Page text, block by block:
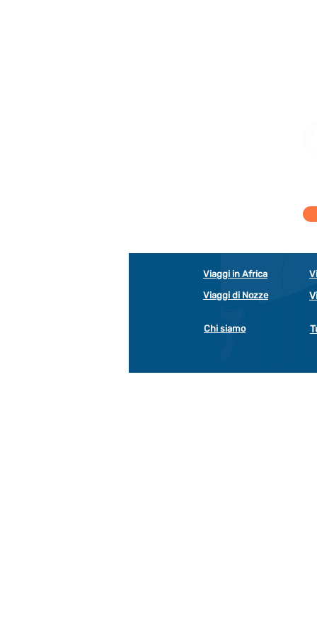
Viaggi in Africa
Viaggi di Nozze
Chi siamo